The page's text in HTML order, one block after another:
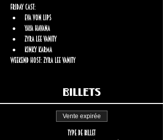
Friday Cast:
Eva Von Lips
Yaya Havana
Zyra Lee Vanity
Kinky Karma
Weekend Host: Zyra Lee Vanity
Billets
Vente expirée
Type de billet